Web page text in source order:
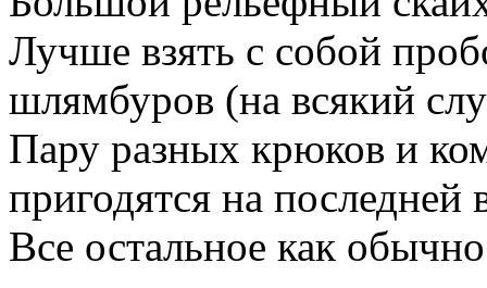
Лучше взять с собой
шлямбуров (на всякий
Пару разных крюков и
пригодятся на последней
Все остальное как